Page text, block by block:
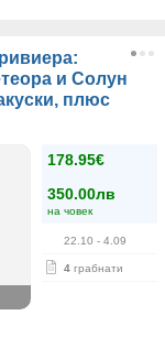
и Солун
плюс
178.95€
350.00лв
на човек
22.10 - 4.09
4 грабнати